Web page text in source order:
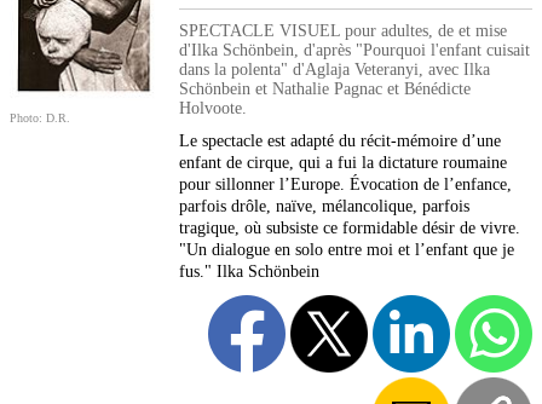
Photo: D.R.
SPECTACLE VISUEL pour adultes, de et mise
d'Ilka Schönbein, d'après "Pourquoi l'enfant cuisait
dans la polenta" d'Aglaja Veteranyi, avec Ilka
Schönbein et Nathalie Pagnac et Bénédicte
Holvoote.
Le spectacle est adapté du récit-mémoire d’une
enfant de cirque, qui a fui la dictature roumaine
pour sillonner l’Europe. Évocation de l’enfance,
parfois drôle, naïve, mélancolique, parfois
tragique, où subsiste ce formidable désir de vivre.
"Un dialogue en solo entre moi et l’enfant que je
fus." Ilka Schönbein